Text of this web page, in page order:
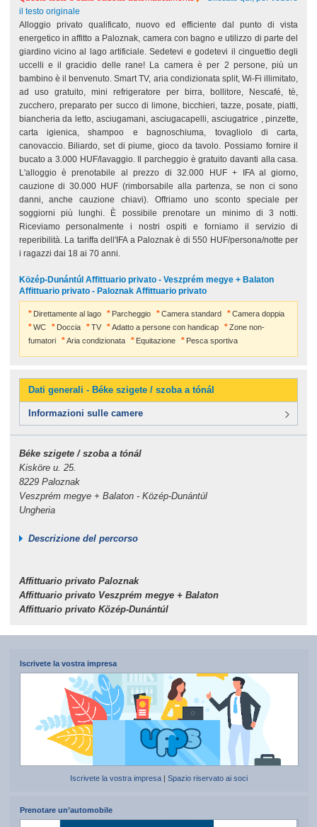
il testo originale
Alloggio privato qualificato, nuovo ed efficiente dal punto di vista
energetico in affitto a Paloznak, camera con bagno e utilizzo di parte del
giardino vicino al lago artificiale. Sedetevi e godetevi il cinguettio degli
uccelli e il gracidio delle rane! La camera è per 2 persone, più un
bambino è il benvenuto. Smart TV, aria condizionata split, Wi-Fi illimitato,
ad uso gratuito, mini refrigeratore per birra, bollitore, Nescafé, tè,
zucchero, preparato per succo di limone, bicchieri, tazze, posate, piatti,
biancheria da letto, asciugamani, asciugacapelli, asciugatrice , pinzette,
carta igienica, shampoo e bagnoschiuma, tovagliolo di carta,
canovaccio. Biliardo, set di piume, gioco da tavolo. Possiamo fornire il
bucato a 3.000 HUF/lavaggio. Il parcheggio è gratuito davanti alla casa.
L'alloggio è prenotabile al prezzo di 32.000 HUF + IFA al giorno,
cauzione di 30.000 HUF (rimborsabile alla partenza, se non ci sono
danni, anche cauzione chiavi). Offriamo uno sconto speciale per
soggiorni più lunghi. È possibile prenotare un minimo di 3 notti.
Riceviamo personalmente i nostri ospiti e forniamo il servizio di
reperibilità. La tariffa dell'IFA a Paloznak è di 550 HUF/persona/notte per
i ragazzi dai 18 ai 70 anni.
Közép-Dunántúl Affittuario privato - Veszprém megye + Balaton
Affittuario privato - Paloznak Affittuario privato
Direttamente al lago Parcheggio Camera standard
Camera doppia
WC
Doccia TV Adatto a persone con handicap
Zone non-
fumatori
Aria condizionata Equitazione Pesca sportiva
Dati generali - Béke szigete / szoba a tónál
Informazioni sulle camere
Béke szigete / szoba a tónál
Kisköre u. 25.
8229 Paloznak
Veszprém megye + Balaton - Közép-Dunántúl
Ungheria
Descrizione del percorso
Affittuario privato Paloznak
Affittuario privato Veszprém megye + Balaton
Affittuario privato Közép-Dunántúl
Iscrivete la vostra impresa
Iscrivete la vostra impresa |Spazio riservato ai soci
Prenotare un’automobile